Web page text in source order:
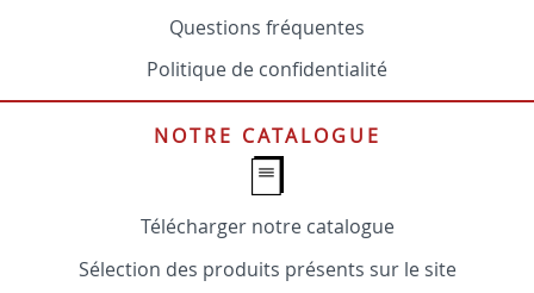
Questions fréquentes
Politique de confidentialité
NOTRE CATALOGUE
Télécharger notre catalogue
Sélection des produits présents sur le site